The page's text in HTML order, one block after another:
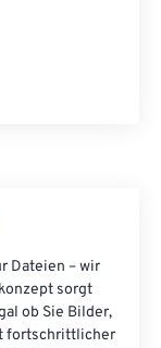
Dateien – wir
sorgt
ob Sie Bilder,
fortschrittlicher